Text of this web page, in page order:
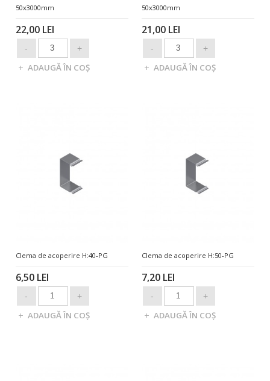
50x3000mm
22,00 LEI
50x3000mm
21,00 LEI
Clema de acoperire H:40-PG
6,50 LEI
Clema de acoperire H:50-PG
7,20 LEI